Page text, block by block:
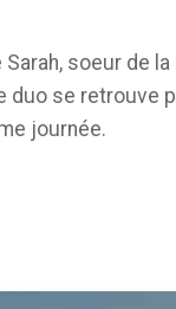
soeur de la
duo se retrouve
journée.